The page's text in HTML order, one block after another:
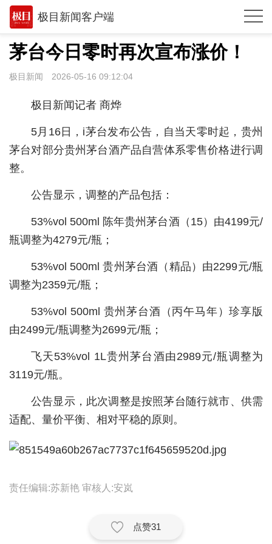
极目新闻客户端
推荐
观点
武汉
世相
环球
专题
极客圈
经济
城建
科教
悠游
相亲
汽车
房产
创意
茅台今日零时再次宣布涨价！
极目新闻 2026-05-16 09:12:04
极目新闻记者 商烨
5月16日，i茅台发布公告，自当天零时起，贵州
茅台对部分贵州茅台酒产品自营体系零售价格进行调
整。
公告显示，调整的产品包括：
53%vol 500ml 陈年贵州茅台酒（15）由4199元/
瓶调整为4279元/瓶；
53%vol 500ml 贵州茅台酒（精品）由2299元/瓶
调整为2359元/瓶；
53%vol 500ml 贵州茅台酒（丙午马年）珍享版
由2499元/瓶调整为2699元/瓶；
飞天53%vol 1L贵州茅台酒由2989元/瓶调整为
3119元/瓶。
公告显示，此次调整是按照茅台随行就市、供需
适配、量价平衡、相对平稳的原则。
责任编辑:苏新艳 审核人:安岚
点赞31